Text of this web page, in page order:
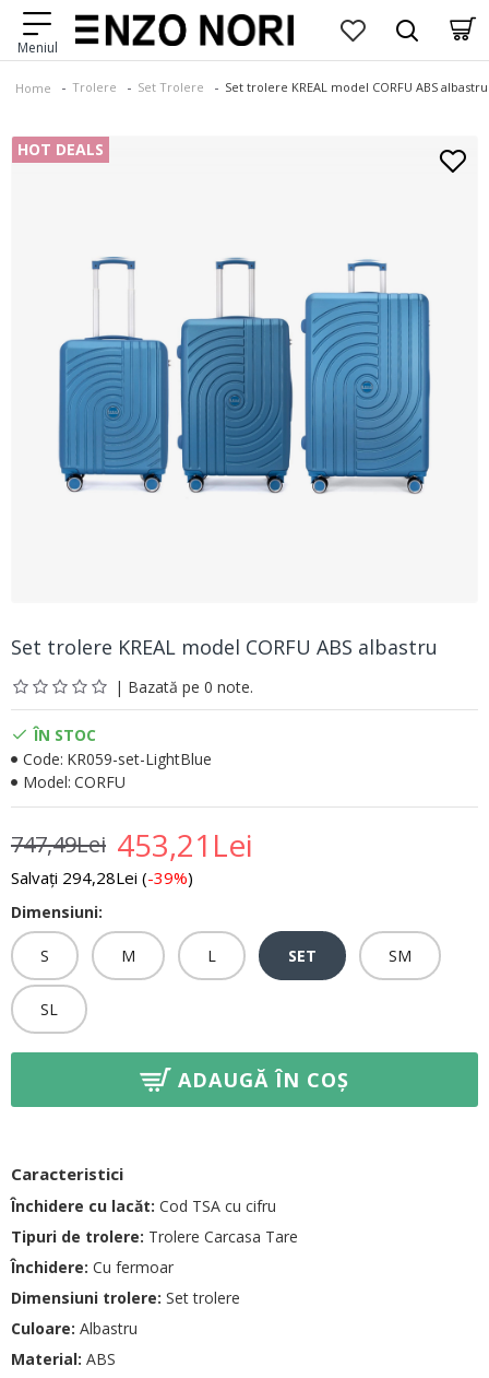
Home Trolere Set Trolere Set trolere KREAL model CORFU ABS albastru
HOT DEALS
Set trolere KREAL model CORFU ABS albastru
| Bazată pe 0 note.
453,21Lei
747,49Lei
Salvați 294,28Lei (-39%)
ÎN STOC
Code: KR059-set-LightBlue
Model: CORFU
Dimensiuni:
S M L SET SM
SL
ADAUGĂ ÎN COȘ
Caracteristici
Închidere cu lacăt: Cod TSA cu cifru
Tipuri de trolere: Trolere Carcasa Tare
Închidere: Cu fermoar
Dimensiuni trolere: Set trolere
Culoare: Albastru
Material: ABS